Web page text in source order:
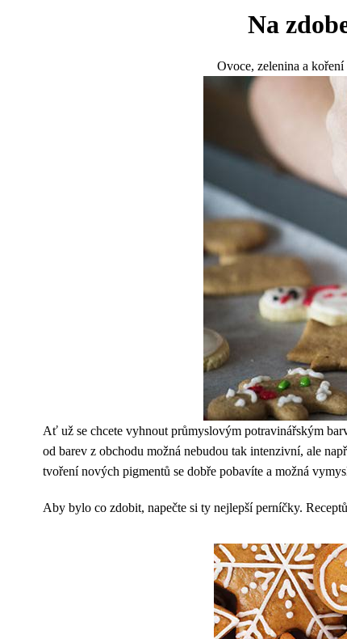
Na
Ovoce, zelenina a
Ať už se chcete vyhnout průmyslovým potravinářským
od barev z obchodu možná nebudou tak intenzivní, ale
tvoření nových pigmentů se dobře pobavíte a možná
Aby bylo co zdobit, napečte si ty nejlepší perníčky. Receptů